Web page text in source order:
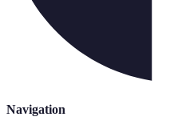
Navigation